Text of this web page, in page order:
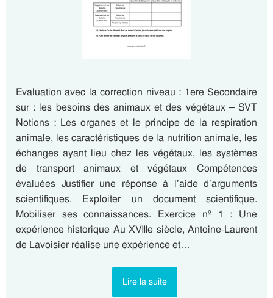
Evaluation avec la correction niveau : 1ere Secondaire
sur : les besoins des animaux et des végétaux – SVT
Notions : Les organes et le principe de la respiration
animale, les caractéristiques de la nutrition animale, les
échanges ayant lieu chez les végétaux, les systèmes
de transport animaux et végétaux Compétences
évaluées Justifier une réponse à l’aide d’arguments
scientifiques. Exploiter un document scientifique.
Mobiliser ses connaissances. Exercice nº 1 : Une
expérience historique Au XVIIIe siècle, Antoine-Laurent
de Lavoisier réalise une expérience et…
Lire la suite